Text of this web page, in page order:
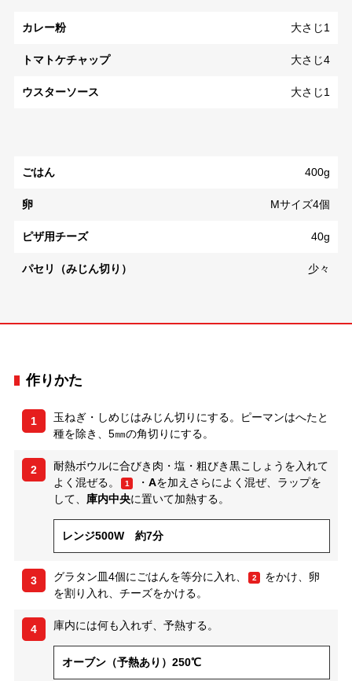
カレー粉 大さじ1
トマトケチャップ 大さじ4
ウスターソース 大さじ1
ごはん 400g
卵 Mサイズ4個
ピザ用チーズ 40g
パセリ（みじん切り） 少々
作りかた
1
玉ねぎ・しめじはみじん切りにする。ピーマンはへたと
種を除き、5㎜の角切りにする。
2
耐熱ボウルに合びき肉・塩・粗びき黒こしょうを入れて
よく混ぜる。
1 ・ Aを加えさらによく混ぜ、ラップを
して、 庫内中央に置いて加熱する。
レンジ500W 約7分
3 グラタン皿4個にごはんを等分に入れ、 2
をかけ、卵
を割り入れ、チーズをかける。
4 庫内には何も入れず、予熱する。
オーブン（予熱あり）250℃